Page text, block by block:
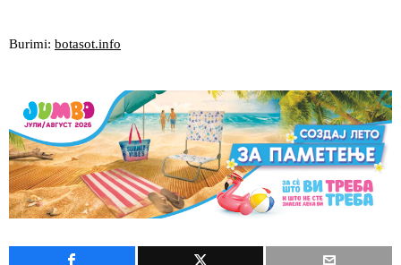
Burimi: botasot.info